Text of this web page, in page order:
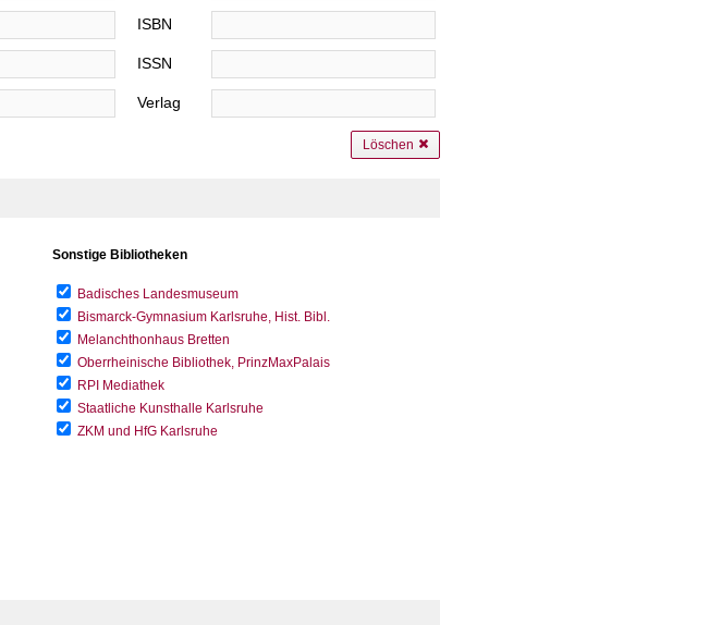
ISBN
ISSN
Verlag
Löschen
Sonstige Bibliotheken
Badisches Landesmuseum
Bismarck-Gymnasium Karlsruhe, Hist. Bibl.
Melanchthonhaus Bretten
Oberrheinische Bibliothek, PrinzMaxPalais
RPI Mediathek
Staatliche Kunsthalle Karlsruhe
ZKM und HfG Karlsruhe